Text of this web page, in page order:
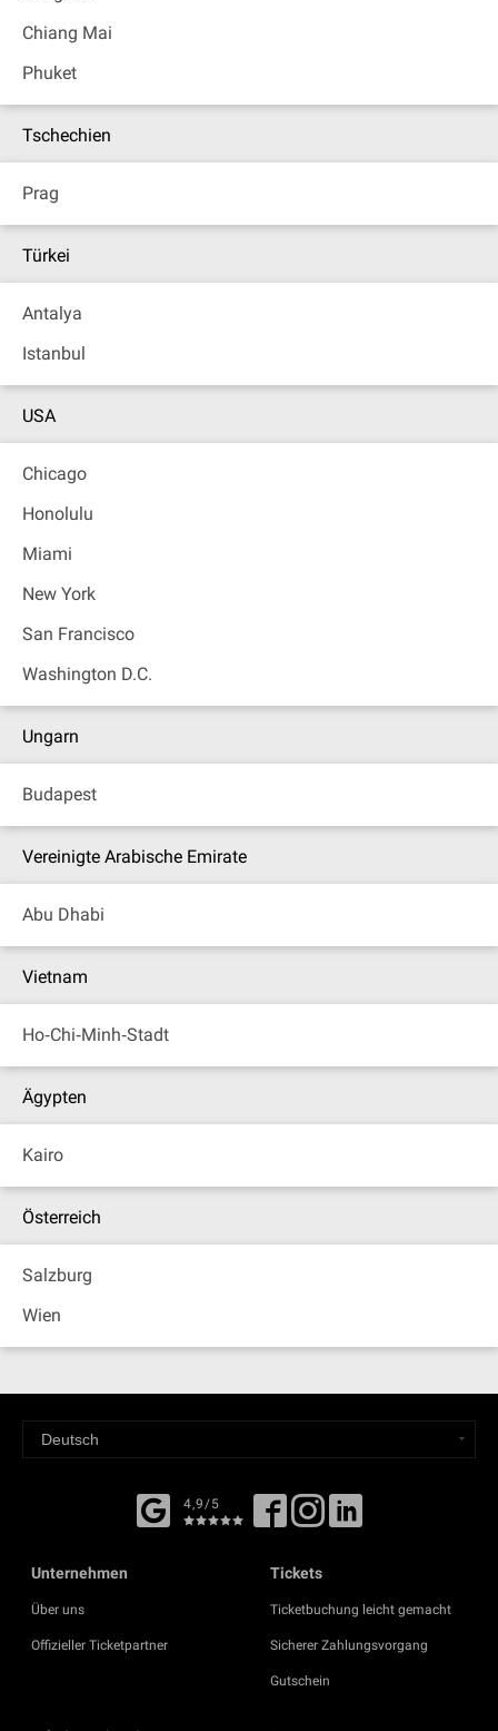
Chiang Mai
Phuket
Tschechien
Prag
Türkei
Antalya
Istanbul
USA
Chicago
Honolulu
Miami
New York
San Francisco
Washington D.C.
Ungarn
Budapest
Vereinigte Arabische Emirate
Abu Dhabi
Vietnam
Ho‐Chi‐Minh‐Stadt
Ägypten
Kairo
Österreich
Salzburg
Wien
4,9/5
Unternehmen
Über uns
Offizieller Ticketpartner
Tickets
Ticketbuchung leicht gemacht
Sicherer Zahlungsvorgang
Gutschein